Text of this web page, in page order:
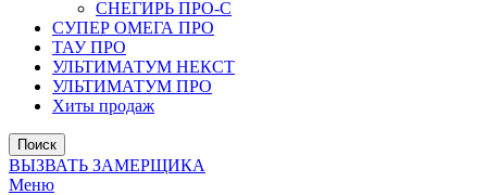
СНЕГИРЬ ПРО-С
СУПЕР ОМЕГА ПРО
ТАУ ПРО
УЛЬТИМАТУМ НЕКСТ
УЛЬТИМАТУМ ПРО
Хиты продаж
Поиск
ВЫЗВАТЬ ЗАМЕРЩИКА
Меню